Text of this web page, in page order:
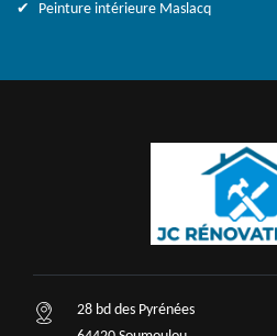
Peinture intérieure Maslacq
28 bd des Pyrénées